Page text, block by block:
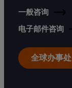
一般咨询
电子邮件咨询
全球办事处